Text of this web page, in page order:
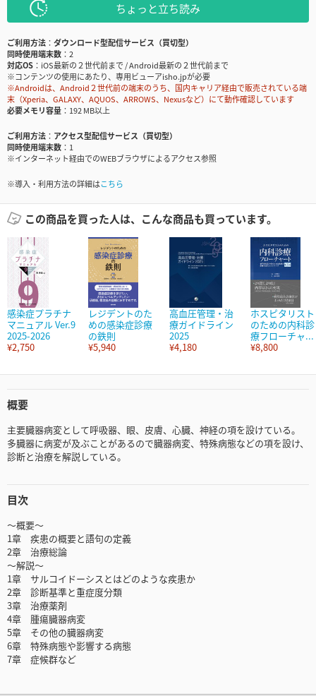
ちょっと立ち読み
ご利用方法
ダウンロード型配信サービス（買切型）
同時使用端末数
2
対応OS
iOS最新の２世代前まで / Android最新の２世代前まで
※コンテンツの使用にあたり、専用ビューアisho.jpが必要
※Androidは、Android２世代前の端末のうち、国内キャリア経由で販売されている端
末（Xperia、GALAXY、AQUOS、ARROWS、Nexusなど）にて動作確認しています
必要メモリ容量
192 MB以上
ご利用方法
アクセス型配信サービス（買切型）
同時使用端末数
1
※インターネット経由でのWEBブラウザによるアクセス参照
※導入・利用方法の詳細はこちら
この商品を買った人は、こんな商品も買っています。
感染症プラチナ
マニュアル Ver.9
2025-2026
¥2,750
レジデントのた
めの感染症診療
の鉄則
¥5,940
高血圧管理・治
療ガイドライン
2025
¥4,180
ホスピタリスト
のための内科診
療フローチャ...
¥8,800
概要
主要臓器病変として呼吸器、眼、皮膚、心臓、神経の項を設けている。
多臓器に病変が及ぶことがあるので臓器病変、特殊病態などの項を設け、
診断と治療を解説している。
目次
～概要～
1章 疾患の概要と語句の定義
2章 治療総論
～解説～
1章 サルコイドーシスとはどのような疾患か
2章 診断基準と重症度分類
3章 治療薬剤
4章 腫瘍臓器病変
5章 その他の臓器病変
6章 特殊病態や影響する病態
7章 症候群など